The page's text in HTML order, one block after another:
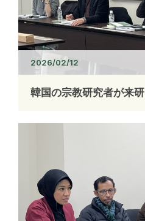
2026/02/12
韓国の宗教研究者が来研